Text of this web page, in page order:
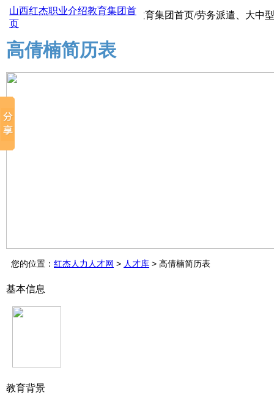
山西红杰职业介绍教育集团首
页
山西红杰职业介绍教育集团首页/劳务派遣、大中
高倩楠简历表
您的位置： 红杰人力人才网 > 人才库 > 高倩楠简历表
基本信息
教育背景